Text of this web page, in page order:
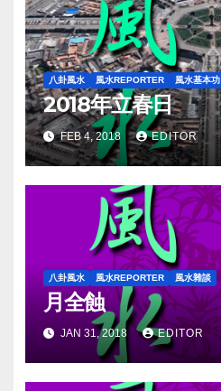
八卦風水 風水REPORTER 風水基本功
2018年立春日
FEB 4, 2018 EDITOR
八卦風水 風水REPORTER 風水雜談
月全蝕
JAN 31, 2018 EDITOR